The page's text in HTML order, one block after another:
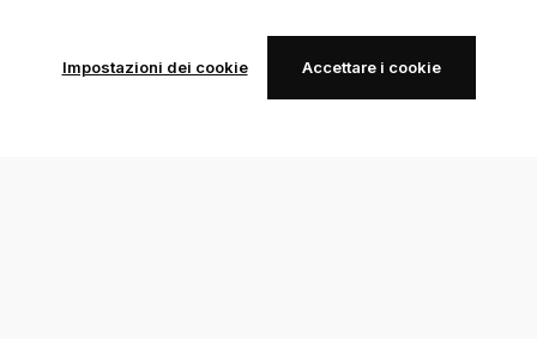
Impostazioni dei cookie Accettare i cookie